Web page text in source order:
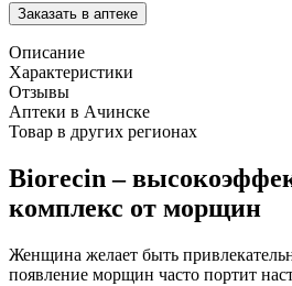
Описание
Характеристики
Отзывы
Аптеки в Ачинске
Товар в других регионах
Biorecin –
комплекс от морщин
Женщина желает быть
появление морщин часто портит